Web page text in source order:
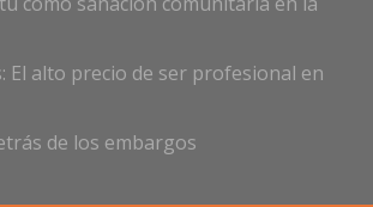
El alto precio de ser profesional en
de los embargos